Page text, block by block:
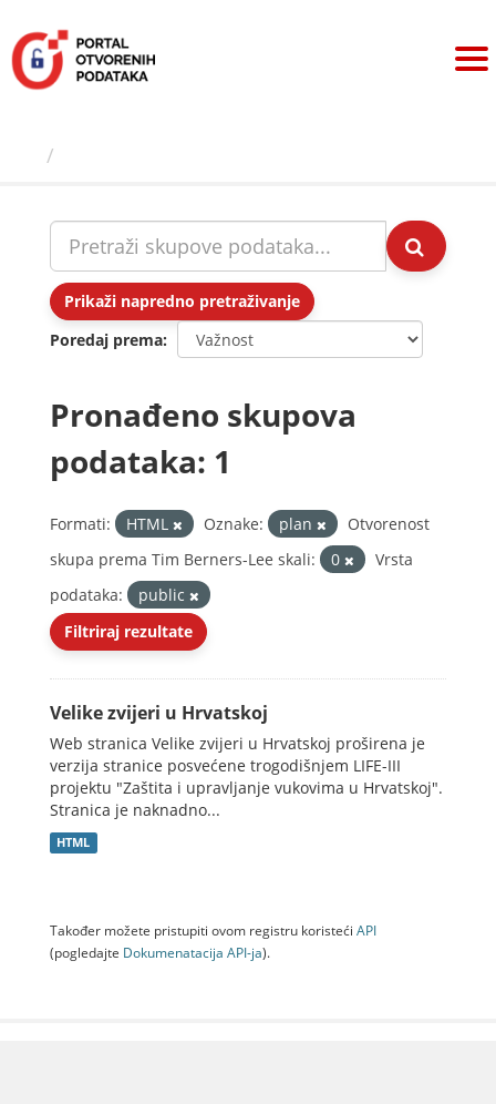
sadržaj
Prikaži napredno pretraživanje
Poredaj prema
Pronađeno skupova
podataka: 1
Formati: HTML Oznake: plan
Otvorenost
skupa prema Tim Berners-Lee skali:
0
Vrsta
podataka:
public
Filtriraj rezultate
Velike zvijeri u Hrvatskoj
Web stranica Velike zvijeri u Hrvatskoj proširena je
verzija stranice posvećene trogodišnjem LIFE-III
projektu "Zaštita i upravljanje vukovima u Hrvatskoj".
Stranica je naknadno...
HTML
Također možete pristupiti ovom registru koristeći API
(pogledajte Dokumenаtаcijа API-jа).